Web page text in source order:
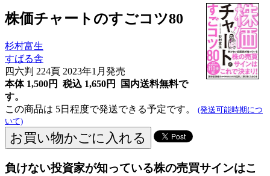
株価チャートのすごコツ80
杉村富生
すばる舎
四六判 224頁 2023年1月発売
本体 1,500円 税込 1,650円
国内送料無料で
す。
この商品は 5日程度で発送できる予定です。 (発送可能時期につ
いて)
負けない投資家が知っている株の売買サインはこ